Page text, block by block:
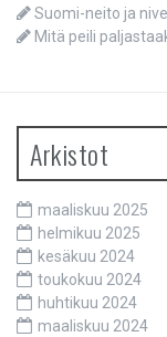
Suomi-neito ja
Mitä peili
Arkistot
maaliskuu 2025
helmikuu 2025
kesäkuu 2024
toukokuu 2024
huhtikuu 2024
maaliskuu 2024